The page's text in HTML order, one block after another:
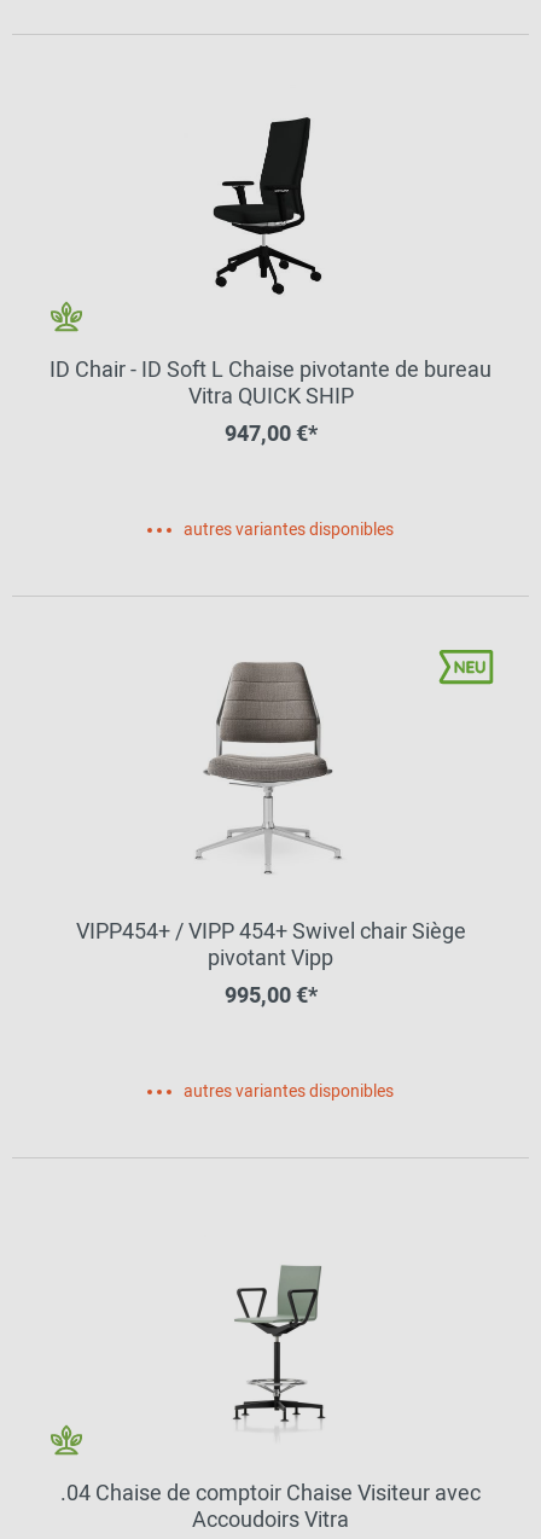
ID Chair - ID Soft L Chaise pivotante de bureau
Vitra QUICK SHIP
947,00 €*
autres variantes disponibles
VIPP454+ / VIPP 454+ Swivel chair Siège
pivotant Vipp
995,00 €*
autres variantes disponibles
.04 Chaise de comptoir Chaise Visiteur avec
Accoudoirs Vitra